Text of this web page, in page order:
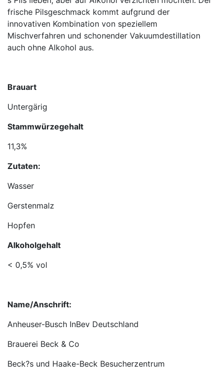
frische Pilsgeschmack kommt aufgrund der
innovativen Kombination von speziellem
Mischverfahren und schonender Vakuumdestillation
auch ohne Alkohol aus.
Brauart
Untergärig
Stammwürzegehalt
11,3%
Zutaten:
Wasser
Gerstenmalz
Hopfen
Alkoholgehalt
< 0,5% vol
Name/Anschrift:
Anheuser-Busch InBev Deutschland
Brauerei Beck & Co
Beck?s und Haake-Beck Besucherzentrum